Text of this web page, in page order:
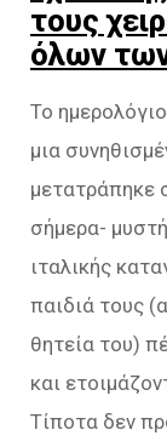
τους
όλων
Το
μια
μετατράπηκε
σήμερα-
ιταλικής
παιδιά τους
θητεία του)
και
Τίποτα δεν